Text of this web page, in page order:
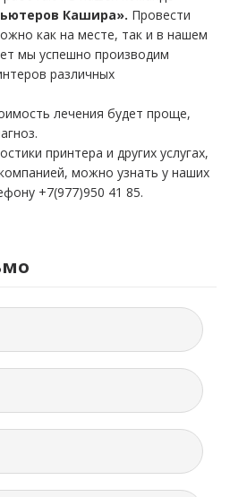
Кашира». Провести
как на месте, так и в нашем
мы успешно производим
различных
лечения будет проще,
принтера и других услугах,
можно узнать у наших
+7(977)950 41 85.